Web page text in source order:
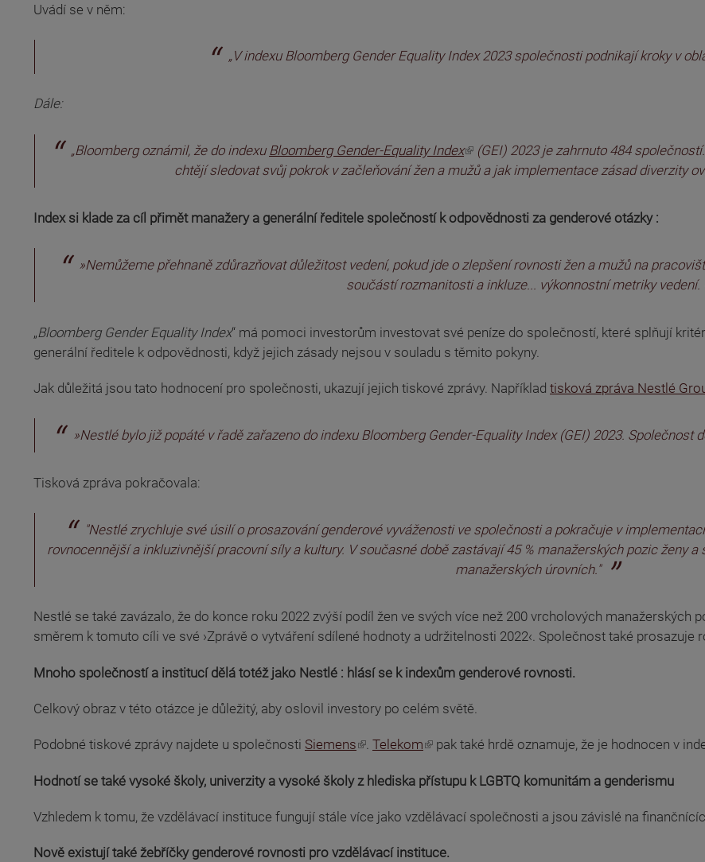
Uvádí se v něm:
„V indexu Bloomberg Gender Equality Index 2023 společnosti podnikají kroky v
Dále:
„Bloomberg oznámil, že do indexu Bloomberg Gender-Equality Index
(odkaz je externí)
(GEI) 2023 je zahrnuto 484
chtějí sledovat svůj pokrok v začleňování žen a mužů a jak implementace zásad diverzity
Index si klade za cíl přimět manažery a generální ředitele společností k odpovědnosti za genderové otázky :
»Nemůžeme přehnaně zdůrazňovat důležitost vedení, pokud jde o zlepšení rovnosti žen a mužů na
součástí rozmanitosti a inkluze... výkonnostní metriky vedení.
„Bloomberg Gender Equality Index“ má pomoci investorům investovat své peníze do společností, které splňují
generální ředitele k odpovědnosti, když jejich zásady nejsou v souladu s těmito pokyny.
Jak důležitá jsou tato hodnocení pro společnosti, ukazují jejich tiskové zprávy. Například tisková zpráva Nestlé
(odkaz je externí)
»Nestlé bylo již popáté v řadě zařazeno do indexu Bloomberg Gender-Equality Index (GEI) 2023. Společnost
Tisková zpráva pokračovala:
"Nestlé zrychluje své úsilí o prosazování genderové vyváženosti ve společnosti a pokračuje v
rovnocennější a inkluzivnější pracovní síly a kultury. V současné době zastávají 45 % manažerských pozic ženy
manažerských úrovních."
Nestlé se také zavázalo, že do konce roku 2022 zvýší podíl žen ve svých více než 200 vrcholových manažerských
směrem k tomuto cíli ve své ›Zprávě o vytváření sdílené hodnoty a udržitelnosti 2022‹. Společnost také
Mnoho společností a institucí dělá totéž jako Nestlé : hlásí se k indexům genderové rovnosti.
Celkový obraz v této otázce je důležitý, aby oslovil investory po celém světě.
Podobné tiskové zprávy najdete u společnosti Siemens
(odkaz je externí) . Telekom
(odkaz je externí) pak také hrdě oznamuje, že je hodnocen v
(odkaz je externí)
Hodnotí se také vysoké školy, univerzity a vysoké školy z hlediska přístupu k LGBTQ komunitám a genderismu
Vzhledem k tomu, že vzdělávací instituce fungují stále více jako vzdělávací společnosti a jsou závislé na
Nově existují také žebříčky genderové rovnosti pro vzdělávací instituce.